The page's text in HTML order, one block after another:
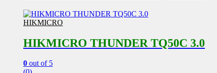
HIKMICRO
HIKMICRO THUNDER TQ50C 3.0
0 out of 5